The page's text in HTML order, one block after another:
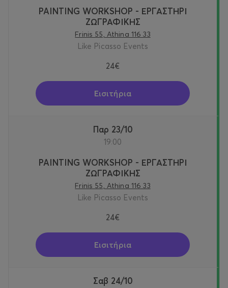
PAINTING WORKSHOP - ΕΡΓΑΣΤΗΡΙ
ΖΩΓΡΑΦΙΚΗΣ
Frinis 55, Athina 116 33
Like Picasso Events
24€
Εισιτήρια
Παρ 23/10
19:00
PAINTING WORKSHOP - ΕΡΓΑΣΤΗΡΙ
ΖΩΓΡΑΦΙΚΗΣ
Frinis 55, Athina 116 33
Like Picasso Events
24€
Εισιτήρια
Σαβ 24/10